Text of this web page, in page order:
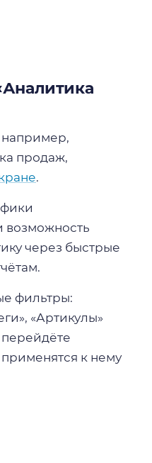
продаж,
.
возможность
через быстрые
фильтры:
«Артикулы»
к нему